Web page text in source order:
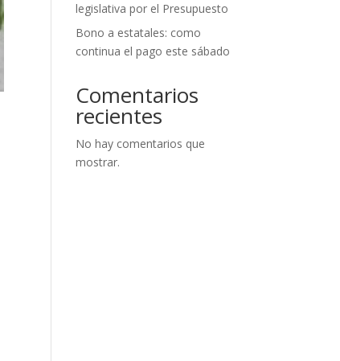
legislativa por el Presupuesto
Bono a estatales: como
continua el pago este sábado
Comentarios
recientes
No hay comentarios que
mostrar.